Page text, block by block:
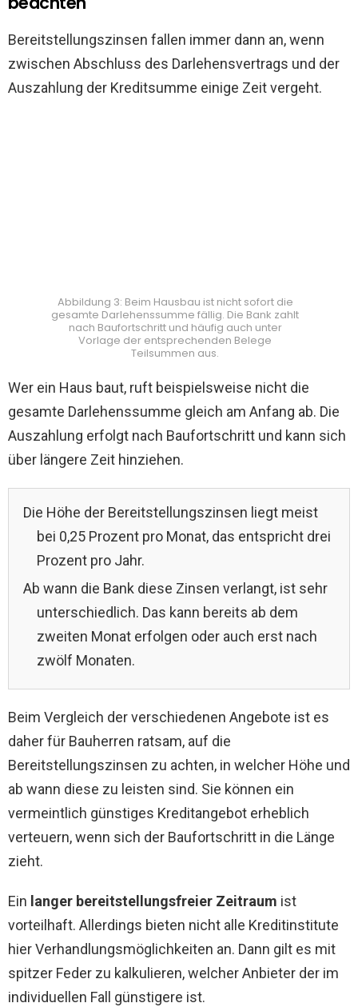
Bereitstellungszinsen fallen immer dann an, wenn
zwischen Abschluss des Darlehensvertrags und der
Auszahlung der Kreditsumme einige Zeit vergeht.
Abbildung 3: Beim Hausbau ist nicht sofort die
gesamte Darlehenssumme fällig. Die Bank zahlt
nach Baufortschritt und häufig auch unter
Vorlage der entsprechenden Belege
Teilsummen aus.
Wer ein Haus baut, ruft beispielsweise nicht die
gesamte Darlehenssumme gleich am Anfang ab. Die
Auszahlung erfolgt nach Baufortschritt und kann sich
über längere Zeit hinziehen.
Die Höhe der Bereitstellungszinsen liegt meist
bei 0,25 Prozent pro Monat, das entspricht drei
Prozent pro Jahr.
Ab wann die Bank diese Zinsen verlangt, ist sehr
unterschiedlich. Das kann bereits ab dem
zweiten Monat erfolgen oder auch erst nach
zwölf Monaten.
Beim Vergleich der verschiedenen Angebote ist es
daher für Bauherren ratsam, auf die
Bereitstellungszinsen zu achten, in welcher Höhe und
ab wann diese zu leisten sind. Sie können ein
vermeintlich günstiges Kreditangebot erheblich
verteuern, wenn sich der Baufortschritt in die Länge
zieht.
Ein langer bereitstellungsfreier Zeitraum ist
vorteilhaft. Allerdings bieten nicht alle Kreditinstitute
hier Verhandlungsmöglichkeiten an. Dann gilt es mit
spitzer Feder zu kalkulieren, welcher Anbieter der im
individuellen Fall günstigere ist.